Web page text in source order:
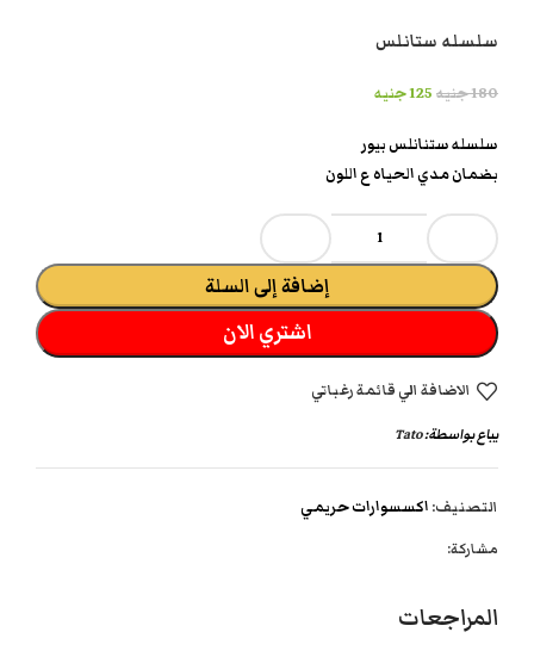
سلسله ستانلس
180جنيه 125جنيه
سلسله ستنانلس بيور
بضمان مدي الحياه ع اللون
إضافة إلى السلة
اشتري الان
الاضافة الي قائمة رغباتي
يباع بواسطة:Tato
التصنيف: اكسسوارات حريمي
مشاركة:
المراجعات